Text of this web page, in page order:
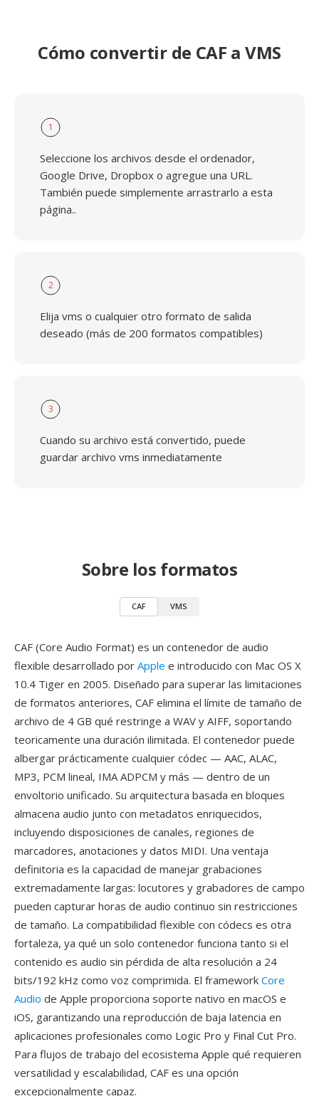
Cómo convertir de CAF a VMS
1
Seleccione los archivos desde el ordenador,
Google Drive, Dropbox o agregue una URL.
También puede simplemente arrastrarlo a esta
página..
2
Elija vms o cualquier otro formato de salida
deseado (más de 200 formatos compatibles)
3
Cuando su archivo está convertido, puede
guardar archivo vms inmediatamente
Sobre los formatos
CAF VMS
CAF (Core Audio Format) es un contenedor de audio
flexible desarrollado por Apple e introducido con Mac OS X
10.4 Tiger en 2005. Diseñado para superar las limitaciones
de formatos anteriores, CAF elimina el límite de tamaño de
archivo de 4 GB qué restringe a WAV y AIFF, soportando
teoricamente una duración ilimitada. El contenedor puede
albergar prácticamente cualquier códec — AAC, ALAC,
MP3, PCM lineal, IMA ADPCM y más — dentro de un
envoltorio unificado. Su arquitectura basada en bloques
almacena audio junto con metadatos enriquecidos,
incluyendo disposiciones de canales, regiones de
marcadores, anotaciones y datos MIDI. Una ventaja
definitoria es la capacidad de manejar grabaciones
extremadamente largas: locutores y grabadores de campo
pueden capturar horas de audio continuo sin restricciones
de tamaño. La compatibilidad flexible con códecs es otra
fortaleza, ya qué un solo contenedor funciona tanto si el
contenido es audio sin pérdida de alta resolución a 24
bits/192 kHz como voz comprimida. El framework Core
Audio de Apple proporciona soporte nativo en macOS e
iOS, garantizando una reproducción de baja latencia en
aplicaciones profesionales como Logic Pro y Final Cut Pro.
Para flujos de trabajo del ecosistema Apple qué requieren
versatilidad y escalabilidad, CAF es una opción
excepcionalmente capaz.